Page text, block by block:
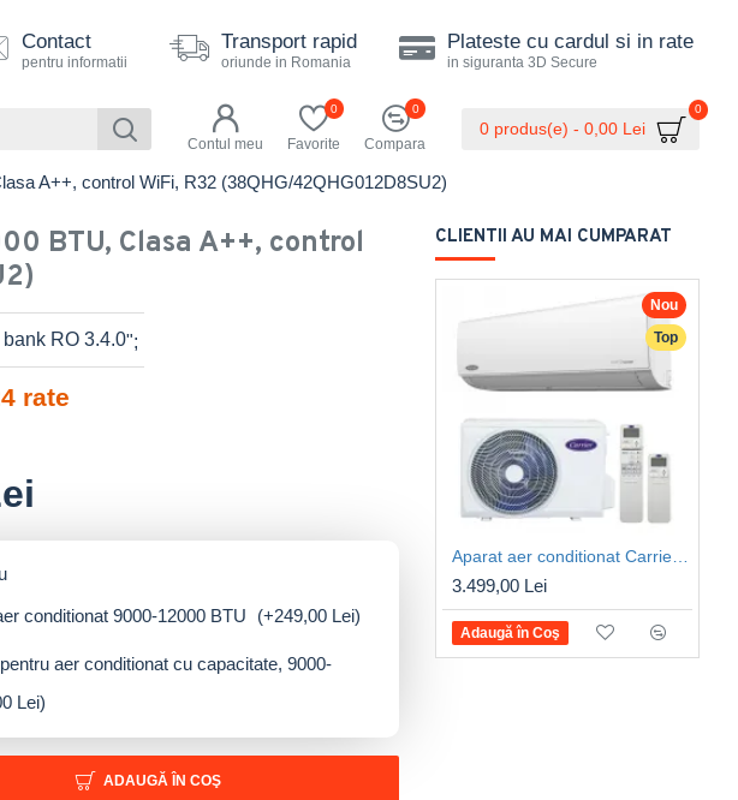
Contact
pentru informatii
Transport rapid
oriunde in Romania
Plateste cu cardul si in rate
in siguranta 3D Secure
Contul meu Favorite
0
Compara
0
0 produs(e) - 0,00 Lei
0
A++, control WiFi, R32 (38QHG/42QHG012D8SU2)
BTU, Clasa A++, control
conditionat 9000-12000 BTU (+249,00 Lei)
aer conditionat cu capacitate, 9000-
Lei)
ADAUGĂ ÎN COŞ
";
rate
CLIENTII AU MAI CUMPARAT
Nou
Top
3.499,00 Lei
Adaugă în Coş